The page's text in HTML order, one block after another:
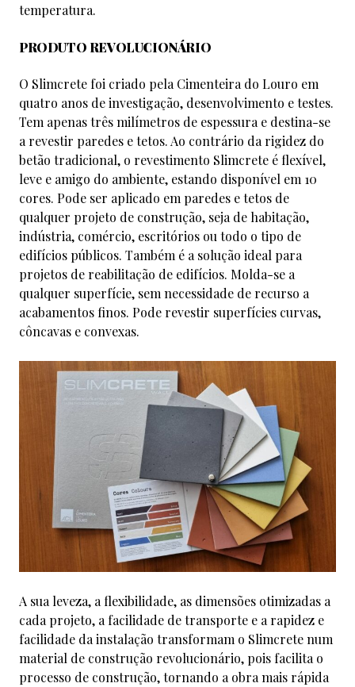
temperatura.
PRODUTO REVOLUCIONÁRIO
O Slimcrete foi criado pela Cimenteira do Louro em
quatro anos de investigação, desenvolvimento e testes.
Tem apenas três milímetros de espessura e destina-se
a revestir paredes e tetos. Ao contrário da rigidez do
betão tradicional, o revestimento Slimcrete é flexível,
leve e amigo do ambiente, estando disponível em 10
cores. Pode ser aplicado em paredes e tetos de
qualquer projeto de construção, seja de habitação,
indústria, comércio, escritórios ou todo o tipo de
edifícios públicos. Também é a solução ideal para
projetos de reabilitação de edifícios. Molda-se a
qualquer superfície, sem necessidade de recurso a
acabamentos finos. Pode revestir superfícies curvas,
côncavas e convexas.
A sua leveza, a flexibilidade, as dimensões otimizadas a
cada projeto, a facilidade de transporte e a rapidez e
facilidade da instalação transformam o Slimcrete num
material de construção revolucionário, pois facilita o
processo de construção, tornando a obra mais rápida